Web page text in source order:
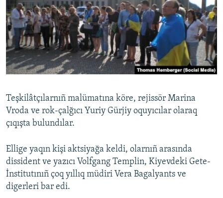
Teşkilâtçılarnıñ malümatına köre, rejissör Marina
Vroda ve rok-çalğıcı Yuriy Gürjiy oquyıcılar olaraq
çıqışta bulundılar.
Ellige yaqın kişi aktsiyağa keldi, olarnıñ arasında
dissident ve yazıcı Volfgang Templin, Kiyevdeki Gete-
İnstitutınıñ çoq yıllıq müdiri Vera Bagalyants ve
digerleri bar edi.